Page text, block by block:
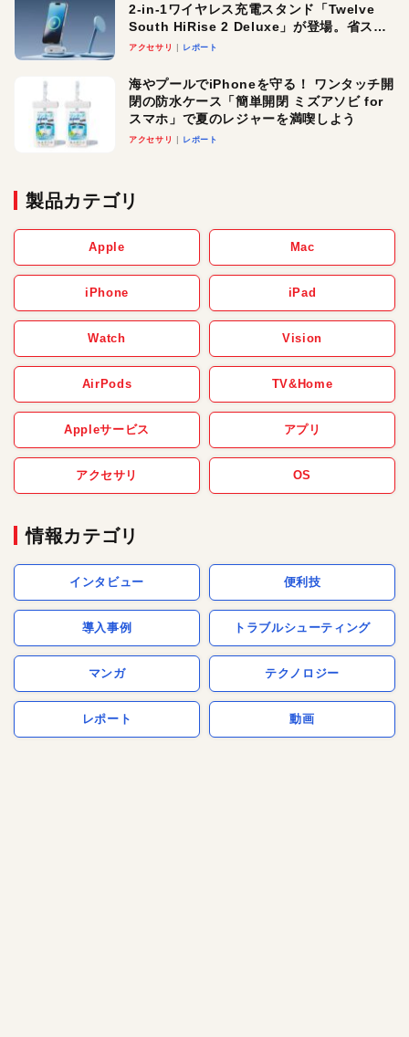
2-in-1ワイヤレス充電スタンド「Twelve
South HiRise 2 Deluxe」が登場。省スペ
ースでおしゃれに充電したい人にオスス
アクセサリ レポート
海やプールでiPhoneを守る！ ワンタッチ開
閉の防水ケース「簡単開閉 ミズアソビ for
スマホ」で夏のレジャーを満喫しよう
アクセサリ レポート
製品カテゴリ
Apple Mac
iPhone iPad
Watch Vision
AirPods TV&Home
Appleサービス アプリ
アクセサリ OS
情報カテゴリ
インタビュー 便利技
導入事例 トラブルシューティング
マンガ テクノロジー
レポート 動画